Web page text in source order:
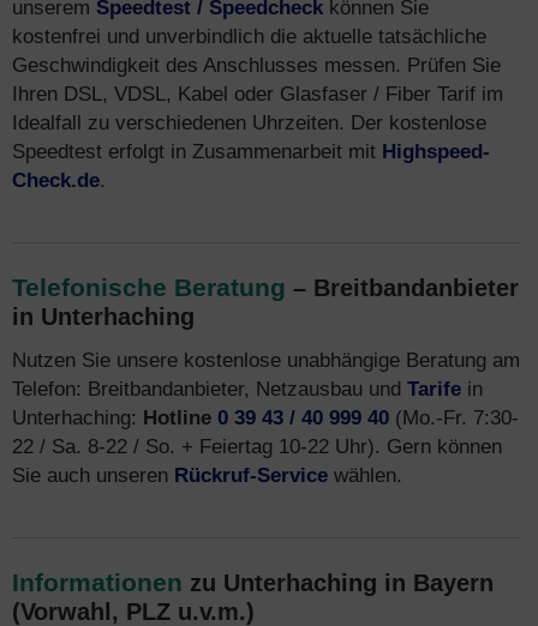
unserem Speedtest / Speedcheck können Sie
kostenfrei und unverbindlich die aktuelle tatsächliche
Geschwindigkeit des Anschlusses messen. Prüfen Sie
Ihren DSL, VDSL, Kabel oder Glasfaser / Fiber Tarif im
Idealfall zu verschiedenen Uhrzeiten. Der kostenlose
Speedtest erfolgt in Zusammenarbeit mit Highspeed-
Check.de.
Telefonische Beratung – Breitbandanbieter
in Unterhaching
Nutzen Sie unsere kostenlose unabhängige Beratung am
Telefon: Breitbandanbieter, Netzausbau und Tarife in
Unterhaching: Hotline 0 39 43 / 40 999 40 (Mo.-Fr. 7:30-
22 / Sa. 8-22 / So. + Feiertag 10-22 Uhr). Gern können
Sie auch unseren Rückruf-Service wählen.
Informationen zu Unterhaching in Bayern
(Vorwahl, PLZ u.v.m.)